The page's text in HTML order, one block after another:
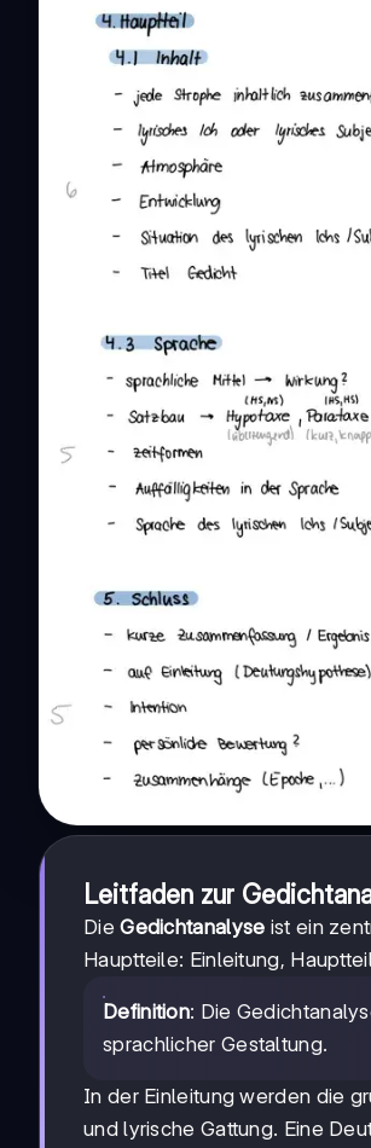
Leitfaden zur
DieGedichtanalyse ist ein
Hauptteile: Einleitung,
Definition: Die
sprachlicher Gestaltung.
In der Einleitung werden die
und lyrische Gattung. Eine